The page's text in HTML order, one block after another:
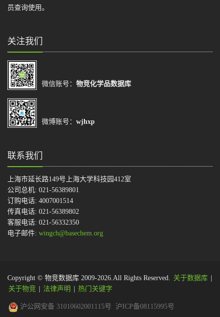
员查询使用。
关注我们
微信账号： 物竞化学品数据库
微博账号： wjhxp
联系我们
上海市延长路149号上海大学科技园412室
公司总机: 021-56389801
订购电话: 4007001514
传真电话: 021-56389802
客服电话: 021-56332350
电子邮件: wingch@basechem.org
Copyright © 物竞数据库 2009-2026.All Rights Reserved. 关于数据库
关于物竞
法律声明 热门关键字
沪公网安备 31010602001115号 沪ICP备08115995号